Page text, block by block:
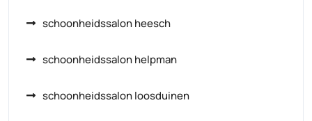
schoonheidssalon heesch
schoonheidssalon helpman
schoonheidssalon loosduinen